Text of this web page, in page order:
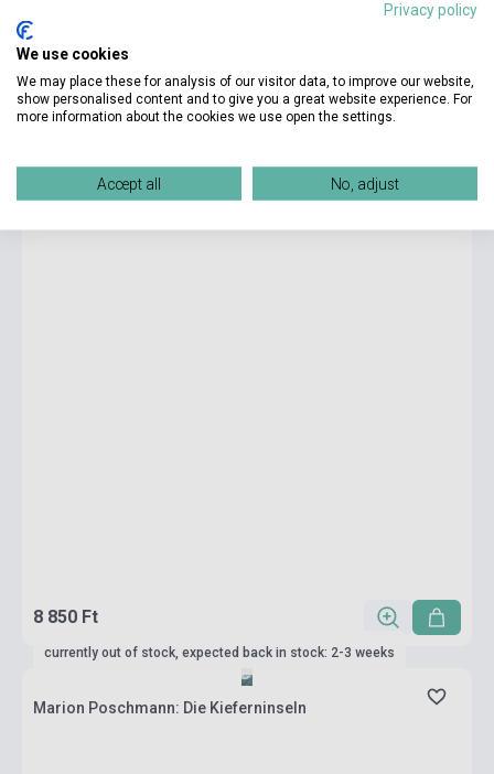
Stock: 1-10 copies
Pluspunkt Deutsch - Leben in Deutschland für berufliche
8 850 Ft
currently out of stock, expected back in stock: 2-3 weeks
Marion Poschmann: Die Kieferninseln
Privacy policy
We use cookies
We may place these for analysis of our visitor data, to improve our website,
show personalised content and to give you a great website experience. For
more information about the cookies we use open the settings.
Accept all No, adjust